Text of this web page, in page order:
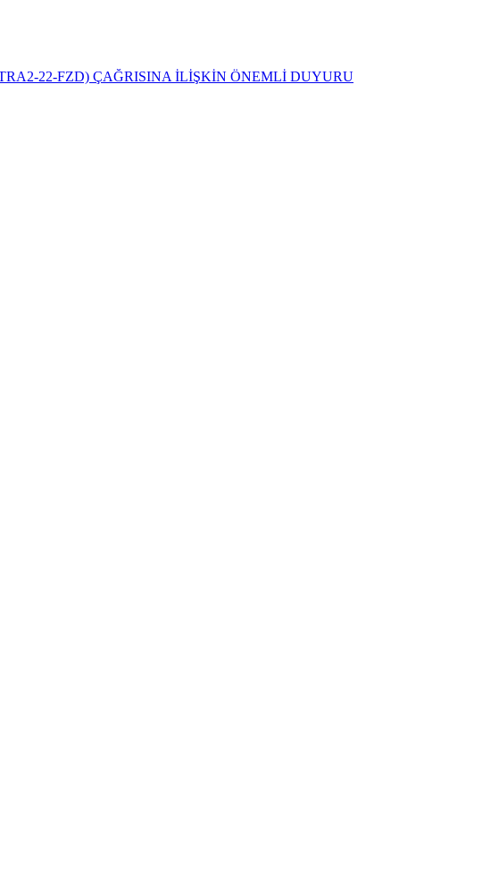
22-FZD) ÇAĞRISINA İLİŞKİN ÖNEMLİ DUYURU